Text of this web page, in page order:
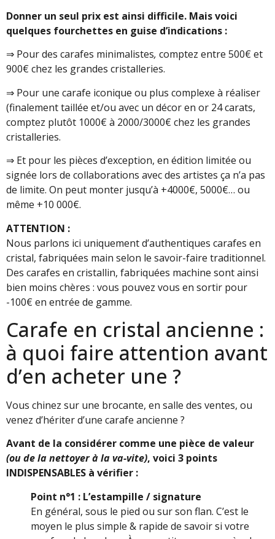
Donner un seul prix est ainsi difficile. Mais voici
quelques fourchettes en guise d’indications :
⇒ Pour des carafes minimalistes, comptez entre 500€ et
900€ chez les grandes cristalleries.
⇒ Pour une carafe iconique ou plus complexe à réaliser
(finalement taillée et/ou avec un décor en or 24 carats,
comptez plutôt 1000€ à 2000/3000€ chez les grandes
cristalleries.
⇒ Et pour les pièces d’exception, en édition limitée ou
signée lors de collaborations avec des artistes ça n’a pas
de limite. On peut monter jusqu’à +4000€, 5000€… ou
même +10 000€.
ATTENTION :
Nous parlons ici uniquement d’authentiques carafes en
cristal, fabriquées main selon le savoir-faire traditionnel.
Des carafes en cristallin, fabriquées machine sont ainsi
bien moins chères : vous pouvez vous en sortir pour
-100€ en entrée de gamme.
Carafe en cristal ancienne :
à quoi faire attention avant
d’en acheter une ?
Vous chinez sur une brocante, en salle des ventes, ou
venez d’hériter d’une carafe ancienne ?
Avant de la considérer comme une pièce de valeur
(ou de la nettoyer à la va-vite), voici 3 points
INDISPENSABLES à vérifier :
Point n°1 : L’estampille / signature
En général, sous le pied ou sur son flan. C’est le
moyen le plus simple & rapide de savoir si votre